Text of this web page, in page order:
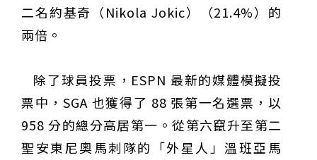
二名約基奇（Nikola Jokic）（21.4%）的
兩倍。
除了球員投票，ESPN 最新的媒體模擬投
票中，SGA 也獲得了 88 張第一名選票，以
958 分的總分高居第一。從第六竄升至第二
聖安東尼奧馬刺隊的「外星人」溫班亞馬